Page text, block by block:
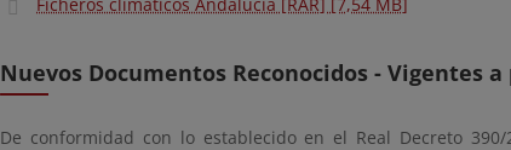
Nuevos Documentos Reconocidos - Vigentes
De conformidad con lo establecido en el Real Decreto